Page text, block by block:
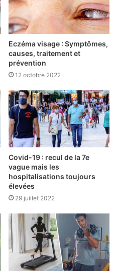
Eczéma visage : Symptômes,
causes, traitement et
prévention
12 octobre 2022
Covid-19 : recul de la 7e
vague mais les
hospitalisations toujours
élevées
29 juillet 2022